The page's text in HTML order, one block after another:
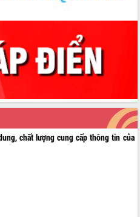
chất lượng cung cấp thông tin của